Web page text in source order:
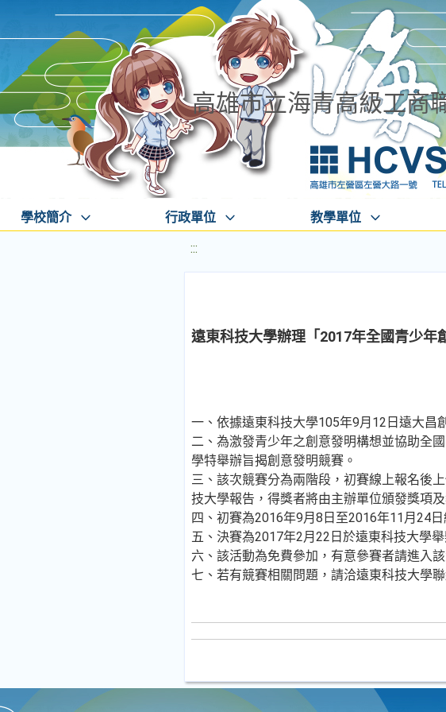
高雄市立海青高級工商
學校簡介 行政單位 教學單位
:::
遠東科技大學辦理「2017年全國青少年
一、依據遠東科技大學105年9月12日遠大昌
二、為激發青少年之創意發明構想並協助全
學特舉辦旨揭創意發明競賽。
三、該次競賽分為兩階段，初賽線上報名後
技大學報告，得獎者將由主辦單位頒發獎項及
四、初賽為2016年9月8日至2016年11月24
五、決賽為2017年2月22日於遠東科技大學舉
六、該活動為免費參加，有意參賽者請進入
七、若有競賽相關問題，請洽遠東科技大學